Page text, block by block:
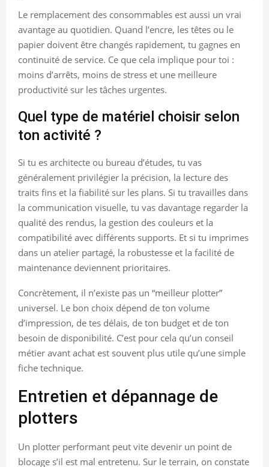
Le remplacement des consommables est aussi un vrai
avantage au quotidien. Quand l’encre, les têtes ou le
papier doivent être changés rapidement, tu gagnes en
continuité de service. Ce que cela implique pour toi :
moins d’arrêts, moins de stress et une meilleure
productivité sur les tâches urgentes.
Quel type de matériel choisir selon
ton activité ?
Si tu es architecte ou bureau d’études, tu vas
généralement privilégier la précision, la lecture des
traits fins et la fiabilité sur les plans. Si tu travailles dans
la communication visuelle, tu vas davantage regarder la
qualité des rendus, la gestion des couleurs et la
compatibilité avec différents supports. Et si tu imprimes
dans un atelier partagé, la robustesse et la facilité de
maintenance deviennent prioritaires.
Concrètement, il n’existe pas un “meilleur plotter”
universel. Le bon choix dépend de ton volume
d’impression, de tes délais, de ton budget et de ton
besoin de disponibilité. C’est pour cela qu’un conseil
métier avant achat est souvent plus utile qu’une simple
fiche technique.
Entretien et dépannage de
plotters
Un plotter performant peut vite devenir un point de
blocage s’il est mal entretenu. Sur le terrain, on constate